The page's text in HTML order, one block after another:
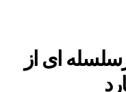
ای از